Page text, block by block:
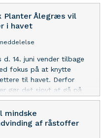
Planter Ålegræs vil
i havet
14. juni vender tilbage
fokus på at knytte
til havet. Derfor
gør det sjovt at gå på
Arrangementet
Syddansk Universitet
mindske
af råstoffer